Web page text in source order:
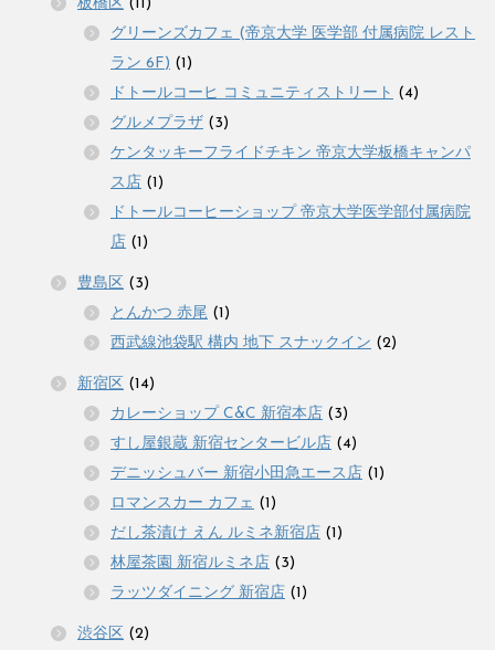
板橋区 (11)
グリーンズカフェ (帝京大学 医学部 付属病院 レスト
ラン 6F) (1)
ドトールコーヒ コミュニティストリート (4)
グルメプラザ (3)
ケンタッキーフライドチキン 帝京大学板橋キャンパ
ス店 (1)
ドトールコーヒーショップ 帝京大学医学部付属病院
店 (1)
豊島区 (3)
とんかつ 赤尾 (1)
西武線池袋駅 構内 地下 スナックイン (2)
新宿区 (14)
カレーショップ C&C 新宿本店 (3)
すし屋銀蔵 新宿センタービル店 (4)
デニッシュバー 新宿小田急エース店 (1)
ロマンスカー カフェ (1)
だし茶漬け えん ルミネ新宿店 (1)
林屋茶園 新宿ルミネ店 (3)
ラッツダイニング 新宿店 (1)
渋谷区 (2)